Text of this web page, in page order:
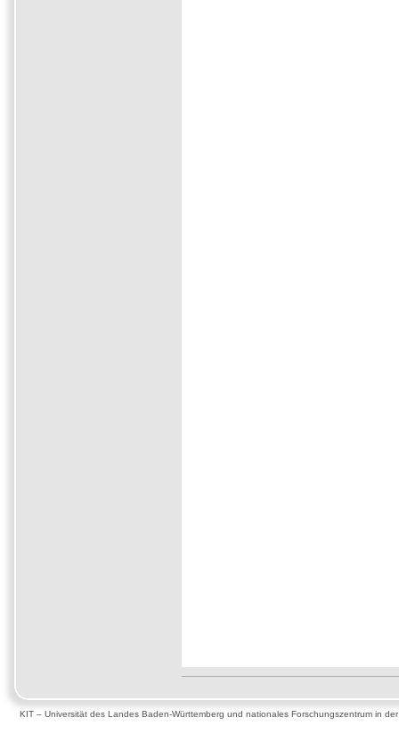
KIT – Universität des Landes Baden-Württemberg und nationales Forschungszentrum in